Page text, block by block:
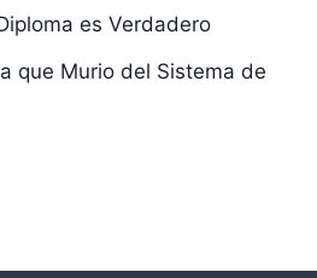
es Verdadero
que Murio del Sistema de